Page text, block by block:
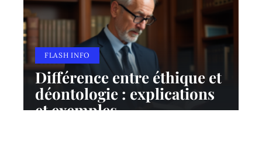
FLASH INFO
Différence entre éthique et
déontologie : explications
et exemples